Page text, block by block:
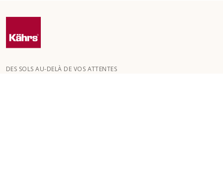
DES SOLS AU-DELÀ DE VOS ATTENTES